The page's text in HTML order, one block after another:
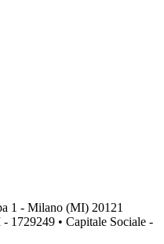
1 - Milano (MI) 20121
1729249 • Capitale Sociale -